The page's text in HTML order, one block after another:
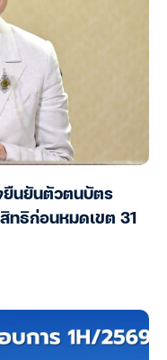
ยืนยันตัวตนบัตร
ทธิก่อนหมดเขต 31